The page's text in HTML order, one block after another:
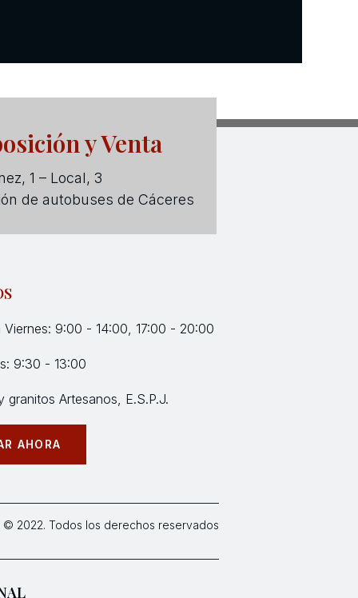
y Venta
1 – Local, 3
de autobuses de Cáceres
Viernes: 9:00 - 14:00, 17:00 - 20:00
9:30 - 13:00
granitos Artesanos, E.S.P.J.
AHORA
© 2022. Todos los derechos reservados